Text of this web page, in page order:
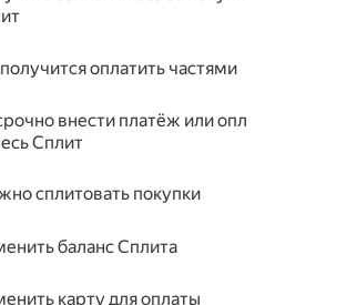
оплатить частями
внести платёж или опл
Сплит
сплитовать покупки
баланс Сплита
карту для оплаты